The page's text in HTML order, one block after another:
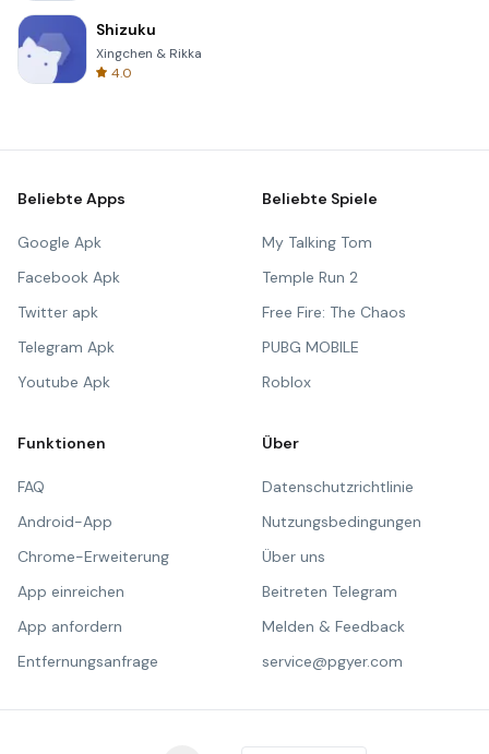
Shizuku
Xingchen & Rikka
4.0
Beliebte Apps
Google Apk
Facebook Apk
Twitter apk
Telegram Apk
Youtube Apk
Beliebte Spiele
My Talking Tom
Temple Run 2
Free Fire: The Chaos
PUBG MOBILE
Roblox
Funktionen
FAQ
Android-App
Chrome-Erweiterung
App einreichen
App anfordern
Entfernungsanfrage
Über
Datenschutzrichtlinie
Nutzungsbedingungen
Über uns
Beitreten Telegram
Melden & Feedback
service@pgyer.com